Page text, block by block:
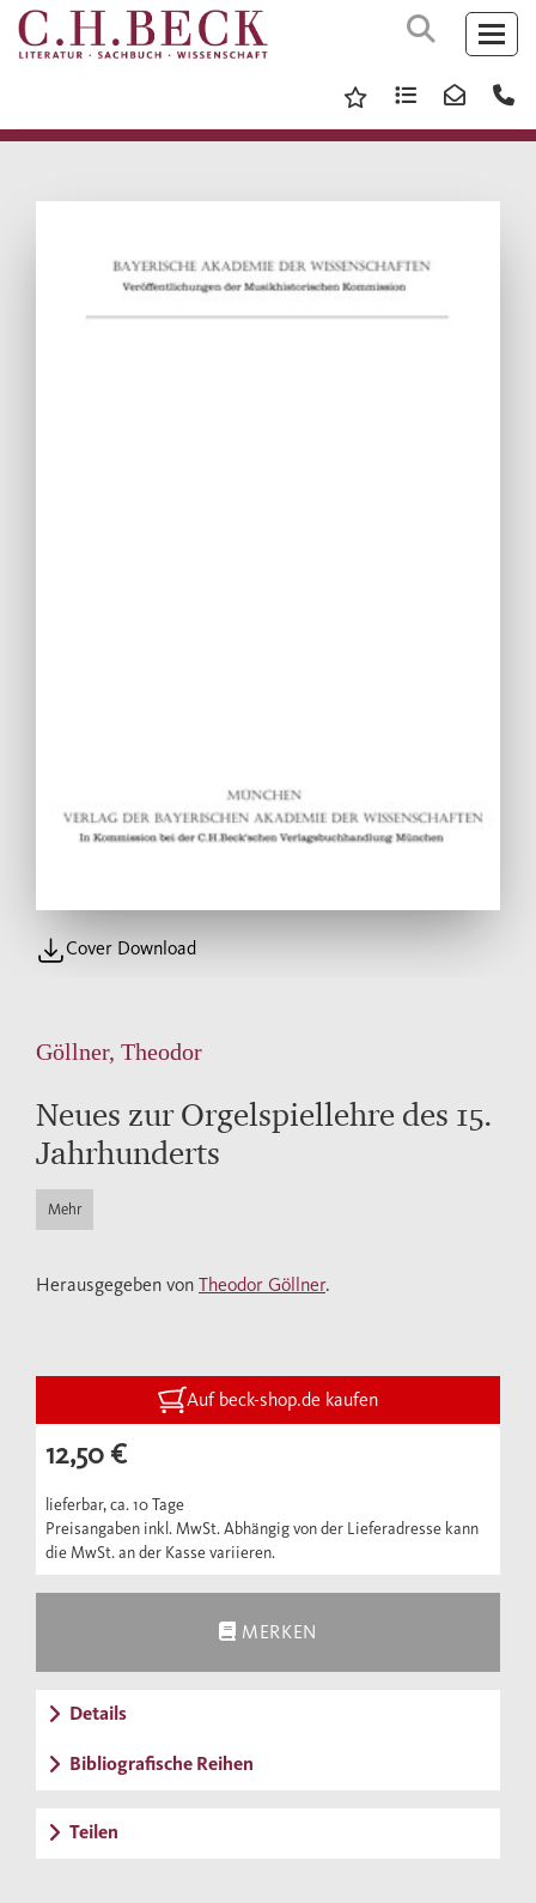
Cover Download
Göllner, Theodor
Neues zur Orgelspiellehre des 15.
Jahrhunderts
Mehr
Herausgegeben von Theodor Göllner.
Auf beck-shop.de kaufen
12,50 €
lieferbar, ca. 10 Tage
Preisangaben inkl. MwSt. Abhängig von der Lieferadresse kann
die MwSt. an der Kasse variieren.
MERKEN
Details
Bibliografische Reihen
Teilen